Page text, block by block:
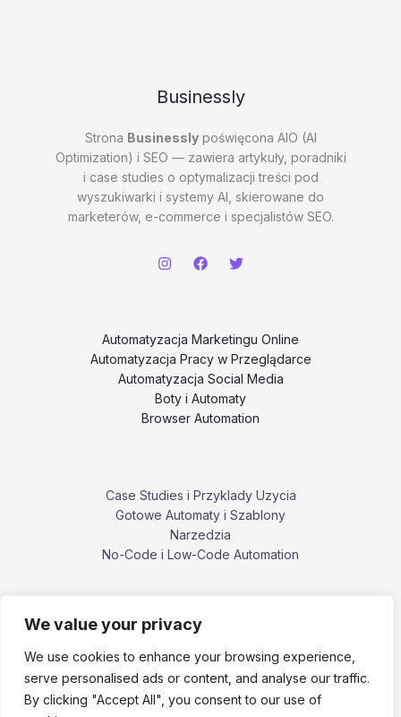
We value your privacy
We use cookies to enhance your browsing experience,
serve personalised ads or content, and analyse our traffic.
By clicking "Accept All", you consent to our use of
Businessly
Strona Businesslypoświęcona AIO (AI
Optimization) i SEO — zawiera artykuły, poradniki
i case studies o optymalizacji treści pod
wyszukiwarki i systemy AI, skierowane do
marketerów, e-commerce i specjalistów SEO.
Automatyzacja Marketingu Online
Automatyzacja Pracy w Przeglądarce
Automatyzacja Social Media
Boty i Automaty
Browser Automation
Case Studies i Przyklady Uzycia
Gotowe Automaty i Szablony
Narzedzia
No-Code i Low-Code Automation
Poradniki i Tutoriale
Porownania i Alternatywy Narzedzi
Problemy, Bledy i Ograniczenia
ZennoPoster i ekosystem ZennoLab